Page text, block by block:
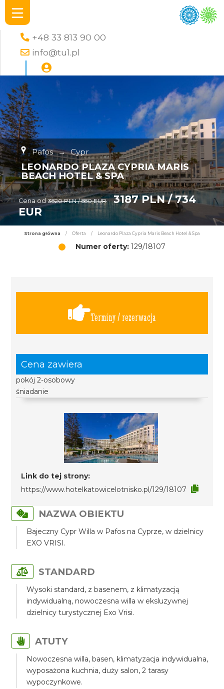
+48 33 813 90 00
info@tu1.pl
Pafos → Cypr
LEONARDO PLAZA CYPRIA MARIS
BEACH HOTEL & SPA
Cena od 3820 PLN / 880 EUR
3187 PLN / 734
EUR
Strona główna / Oferta / Leonardo Plaza Cypria Maris Beach Hotel & Spa
Numer oferty: 129/18107
Terminy / rezerwacja
Cena zawiera
pokój 2-osobowy
śniadanie
Link do tej strony:
https://www.hotelkatowicelotnisko.pl/129/18107
NAZWA OBIEKTU
Bajeczny Cypr Willa w Pafos na Cyprze, w dzielnicy
EXO VRISI.
STANDARD
Wysoki standard, z basenem, z klimatyzacją
indywidualną, nowoczesna willa w eksluzywnej
dzielnicy turystycznej Exo Vrisi.
ATUTY
Nowoczesna willa, basen, klimatyzacja indywidualna,
wyposażona kuchnia, duży salon, 2 tarasy
wypoczynkowe.